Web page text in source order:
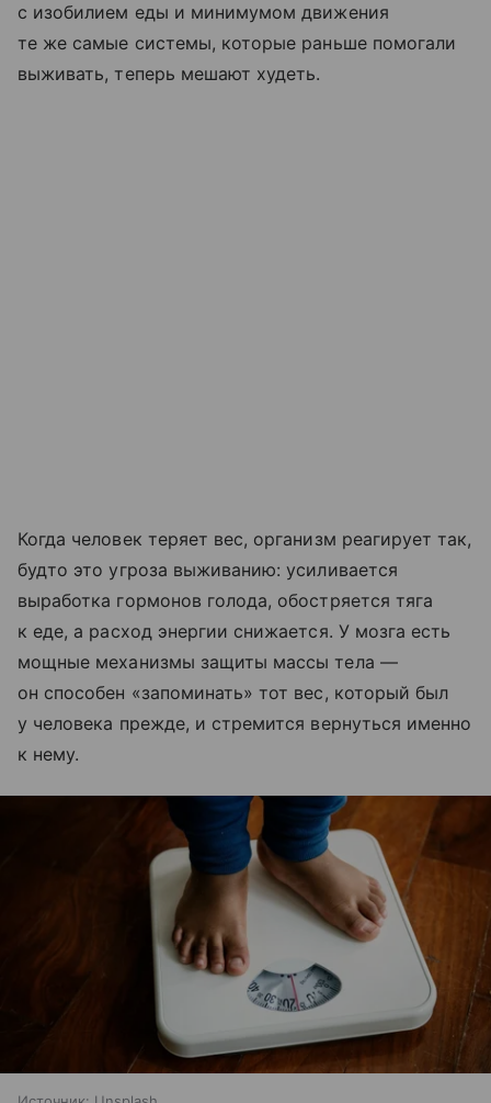
с изобилием еды и минимумом движения
те же самые системы, которые раньше помогали
выживать, теперь мешают худеть.
Когда человек теряет вес, организм реагирует так,
будто это угроза выживанию: усиливается
выработка гормонов голода, обостряется тяга
к еде, а расход энергии снижается. У мозга есть
мощные механизмы защиты массы тела —
он способен «запоминать» тот вес, который был
у человека прежде, и стремится вернуться именно
к нему.